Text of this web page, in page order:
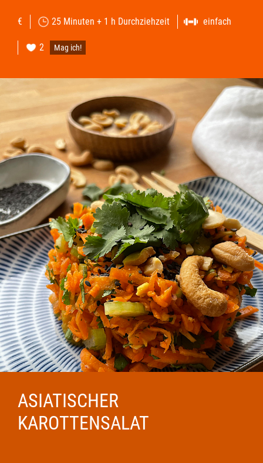
€ 25 Minuten + 1 h Durchziehzeit einfach
2 Mag ich!
ASIATISCHER
KAROTTENSALAT